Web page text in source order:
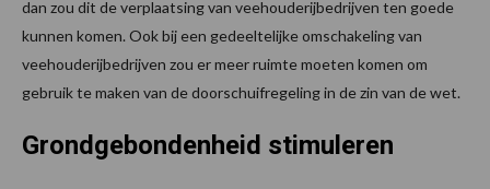
dan zou dit de verplaatsing van veehouderijbedrijven ten goede
kunnen komen. Ook bij een gedeeltelijke omschakeling van
veehouderijbedrijven zou er meer ruimte moeten komen om
gebruik te maken van de doorschuifregeling in de zin van de wet.
Grondgebondenheid stimuleren